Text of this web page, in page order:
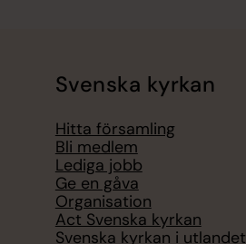
Svenska kyrkan
Hitta församling
Bli medlem
Lediga jobb
Ge en gåva
Organisation
Act Svenska kyrkan
Svenska kyrkan i utlandet